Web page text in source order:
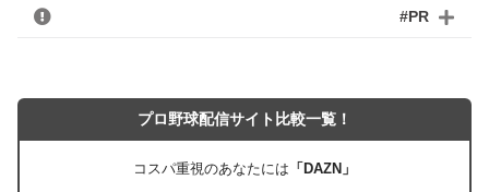
#PR
プロ野球配信サイト比較一覧！
コスパ重視のあなたには 「DAZN」